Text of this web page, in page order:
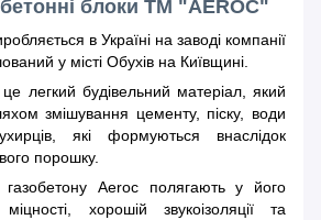
блоки ТМ "AEROC"
в Україні на заводі компанії
у місті Обухів на Київщині.
легкий будівельний матеріал, який
змішування цементу, піску, води
які формуються внаслідок
порошку.
газобетону Aeroc полягають у його
міцності, хорошій звукоізоляції та